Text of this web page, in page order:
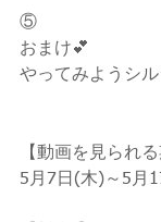
⑤
おまけ💕
やってみようシル
【動画を見られ
5月7日(木)～5月